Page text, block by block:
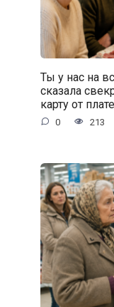
Ты у нас на
сказала
карту от
0 213